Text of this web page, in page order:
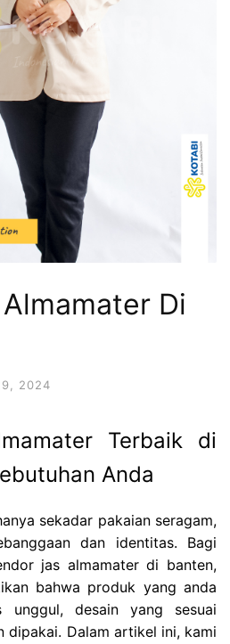
Di
2024
Terbaik di
Anda
sekadar pakaian seragam,
dan identitas. Bagi
jas almamater di banten,
bahwa produk yang anda
unggul, desain yang sesuai
dipakai. Dalam artikel ini, kami